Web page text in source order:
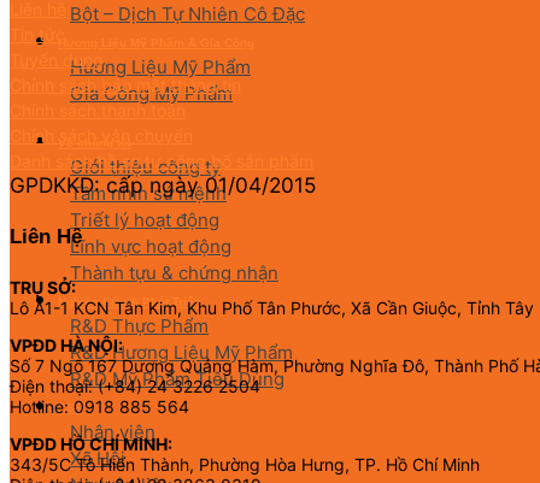
Bột – Dịch Tự Nhiên Cô Đặc
Hương Liệu Mỹ Phẩm
Gia Công Mỹ Phẩm
Giới thiệu công ty
Tầm nhìn sứ mệnh
Triết lý hoạt động
Lĩnh vực hoạt động
Thành tựu & chứng nhận
Nghiên Cứu & Phát Triển
R&D Thực Phẩm
R&D Hương Liệu Mỹ Phẩm
R&D Mỹ Phẩm Tiêu Dùng
CSR
Nhân viên
Xã Hội
Tin tức
Tuyển dụng
Chính sách bảo mật thông tin
Chính sách thanh toán
Chính sách vận chuyển
Danh sách hồ sơ tự công bố sản phẩm
GPDKKD: cấp ngày 01/04/2015
Liên Hệ
TRỤ SỞ:
Lô A1-1 KCN Tân Kim, Khu Phố Tân Phước, Xã Cần Giuộc, Tỉnh Tây
VPĐD HÀ NỘI:
Số 7 Ngõ 167 Dương Quảng Hàm, Phường Nghĩa Đô, Thành Phố
Điện thoại: (+84) 24 3226 2504
Hotline: 0918 885 564
VPĐD HỒ CHÍ MINH:
343/5C Tô Hiến Thành, Phường Hòa Hưng, TP. Hồ Chí Minh